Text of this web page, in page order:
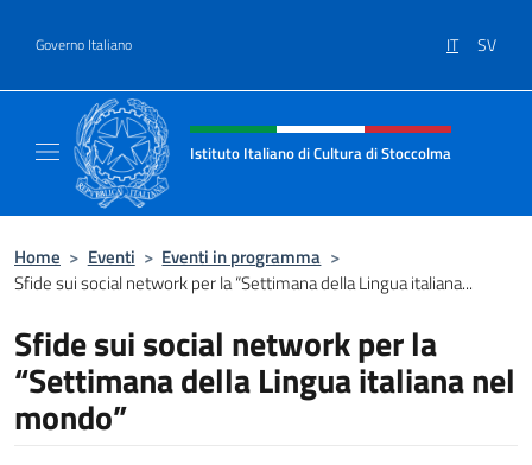
Governo Italiano IT SV
Intestazione sito, social e menù
Istituto Italiano di Cultura di Stoccolma
Home > Eventi > Eventi in programma >
Sfide sui social network per la “Settimana della Lingua italiana...
Sfide sui social network per la
“Settimana della Lingua italiana nel
mondo”